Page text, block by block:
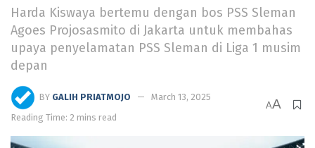
Harda Kiswaya bertemu dengan bos PSS Sleman
Agoes Projosasmito di Jakarta untuk membahas
upaya penyelamatan PSS Sleman di Liga 1 musim
depan
BY GALIH PRIATMOJO
March 13, 2025
Reading Time: 2 mins read
AA